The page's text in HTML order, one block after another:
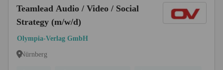
Teamlead Audio / Video / Social
Strategy (m/w/d)
Olympia-Verlag GmbH
Nürnberg